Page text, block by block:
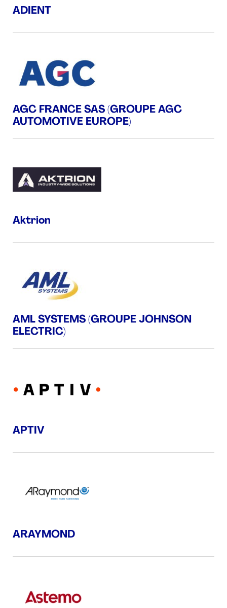
ADIENT
AGC FRANCE SAS (GROUPE AGC
AUTOMOTIVE EUROPE)
Aktrion
AML SYSTEMS (GROUPE JOHNSON
ELECTRIC)
APTIV
ARAYMOND